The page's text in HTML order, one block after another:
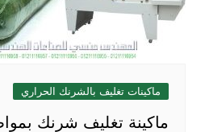
ماكينات تغليف بالشرنك الحراري
ماكينة تغليف شرنك